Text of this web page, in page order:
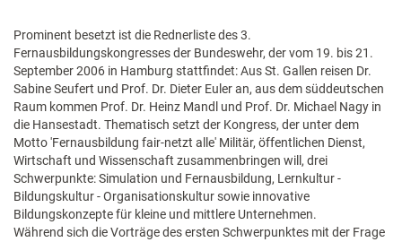
Prominent besetzt ist die Rednerliste des 3.
Fernausbildungskongresses der Bundeswehr, der vom 19. bis 21.
September 2006 in Hamburg stattfindet: Aus St. Gallen reisen Dr.
Sabine Seufert und Prof. Dr. Dieter Euler an, aus dem süddeutschen
Raum kommen Prof. Dr. Heinz Mandl und Prof. Dr. Michael Nagy in
die Hansestadt. Thematisch setzt der Kongress, der unter dem
Motto 'Fernausbildung fair-netzt alle' Militär, öffentlichen Dienst,
Wirtschaft und Wissenschaft zusammenbringen will, drei
Schwerpunkte: Simulation und Fernausbildung, Lernkultur -
Bildungskultur - Organisationskultur sowie innovative
Bildungskonzepte für kleine und mittlere Unternehmen.
Während sich die Vorträge des ersten Schwerpunktes mit der Frage